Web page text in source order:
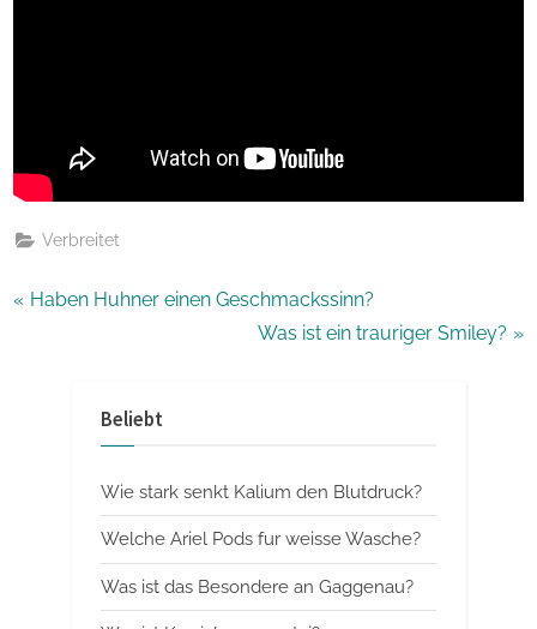
Verbreitet
Beitragsnavigation
P
Haben Huhner einen Geschmackssinn?
N
o
s
t
:
Was ist ein trauriger Smiley?
Beliebt
Wie stark senkt Kalium den Blutdruck?
Welche Ariel Pods fur weisse Wasche?
Was ist das Besondere an Gaggenau?